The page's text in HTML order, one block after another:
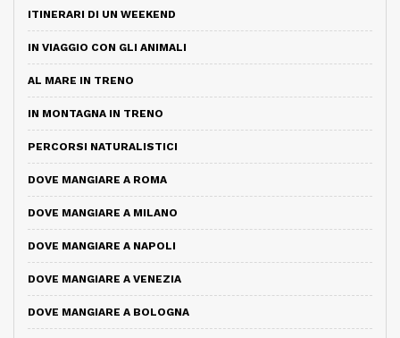
ITINERARI DI UN WEEKEND
IN VIAGGIO CON GLI ANIMALI
AL MARE IN TRENO
IN MONTAGNA IN TRENO
PERCORSI NATURALISTICI
DOVE MANGIARE A ROMA
DOVE MANGIARE A MILANO
DOVE MANGIARE A NAPOLI
DOVE MANGIARE A VENEZIA
DOVE MANGIARE A BOLOGNA